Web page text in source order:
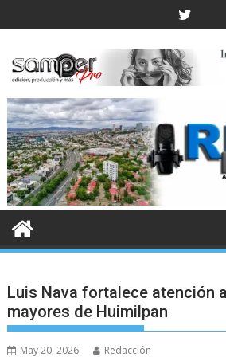
to
Luis Nava fortalece atención
mayores de Huimilpan
May 20, 2026 Redacción